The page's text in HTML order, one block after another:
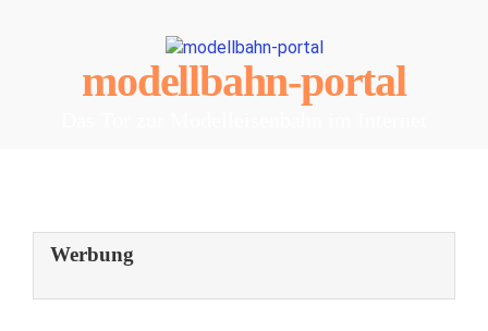
modellbahn-portal
Werbung